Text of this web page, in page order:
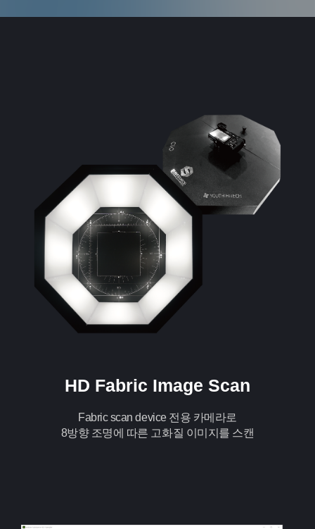
HD Fabric Image Scan
Fabric scan device 전용 카메라로
8방향 조명에 따른 고화질 이미지를 스캔